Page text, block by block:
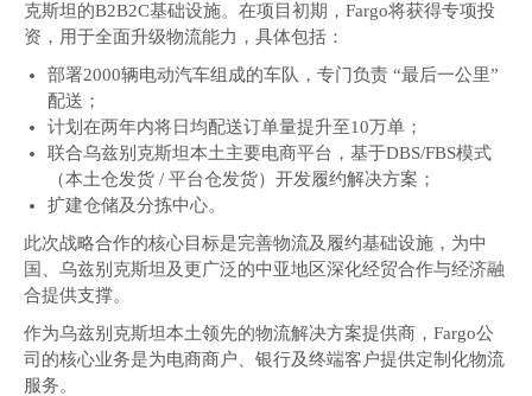
克斯坦的B2B2C基础设施。在项目初期，Fargo将获得专项投
资，用于全面升级物流能力，具体包括：
部署2000辆电动汽车组成的车队，专门负责 “最后一公里”
配送；
计划在两年内将日均配送订单量提升至10万单；
联合乌兹别克斯坦本土主要电商平台，基于DBS/FBS模式
（本土仓发货 / 平台仓发货）开发履约解决方案；
扩建仓储及分拣中心。
此次战略合作的核心目标是完善物流及履约基础设施，为中
国、乌兹别克斯坦及更广泛的中亚地区深化经贸合作与经济融
合提供支撑。
作为乌兹别克斯坦本土领先的物流解决方案提供商，Fargo公
司的核心业务是为电商商户、银行及终端客户提供定制化物流
服务。